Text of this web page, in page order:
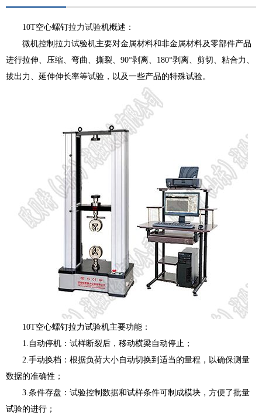
10T空心螺钉拉力试验机概述：
微机控制拉力试验机主要对金属材料和非金属材料及零部件产品
进行拉伸、压缩、弯曲、撕裂、90°剥离、180°剥离、剪切、粘合力、
拔出力、延伸伸长率等试验，以及一些产品的特殊试验。
10T空心螺钉拉力试验机主要功能：
1.自动停机：试样断裂后，移动横梁自动停止；
2.手动换档：根据负荷大小自动切换到适当的量程，以确保测量
数据的准确性；
3.条件存盘：试验控制数据和试样条件可制成模块，方便了批量
试验的进行；